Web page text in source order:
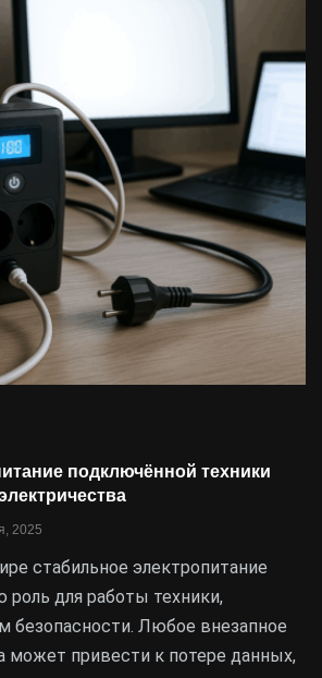
подключённой техники
2025
стабильное электропитание
для работы техники,
безопасности. Любое внезапное
может привести к потере данных,